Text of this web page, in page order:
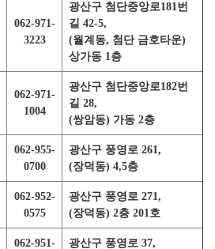
062-971-
3223
광산구 첨단중앙로181번
길 42-5,
(월계동, 첨단 금호타운)
상가동 1층
062-971-
1004
광산구 첨단중앙로182번
길 28,
(쌍암동) 가동 2층
062-955-
0700
광산구 풍영로 261,
(장덕동) 4,5층
062-952-
0575
광산구 풍영로 271,
(장덕동) 2층 201호
062-951- 광산구 풍영로 37,